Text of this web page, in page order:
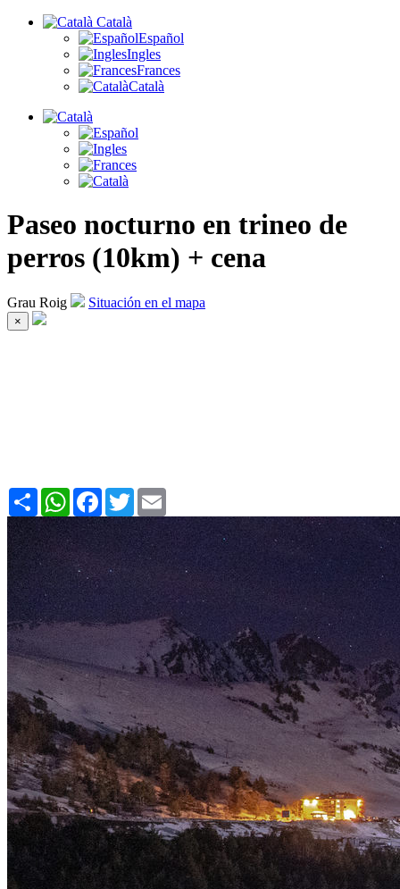
Català
Español
Ingles
Frances
Català
Paseo nocturno en trineo de
perros (10km) + cena
Grau Roig Situación en el mapa
×
Share WhatsAppFacebook
Twitter